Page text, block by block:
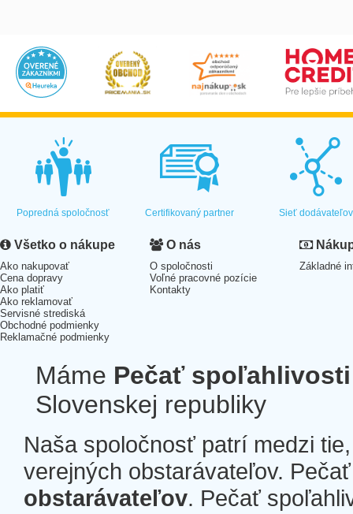
Popredná spoločnosť Certifikovaný partner Sieť dodávateľov
Všetko o nákupe
Ako nakupovať
Cena dopravy
Ako platiť
Ako reklamovať
Servisné strediská
Obchodné podmienky
Reklamačné podmienky
O nás
O spoločnosti
Voľné pracovné pozície
Kontakty
Základné
Máme Pečať spoľahlivosti
Slovenskej republiky
Naša spoločnosť patrí medzi
verejných obstarávateľov.
obstarávateľov. Pečať